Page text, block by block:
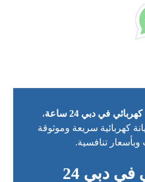
كهربائي في دبي 24 ساعة
،
كهربائية سريعة وموثوقة
وبأسعار تنافسية.
أفضل كهربائي في دبي 24